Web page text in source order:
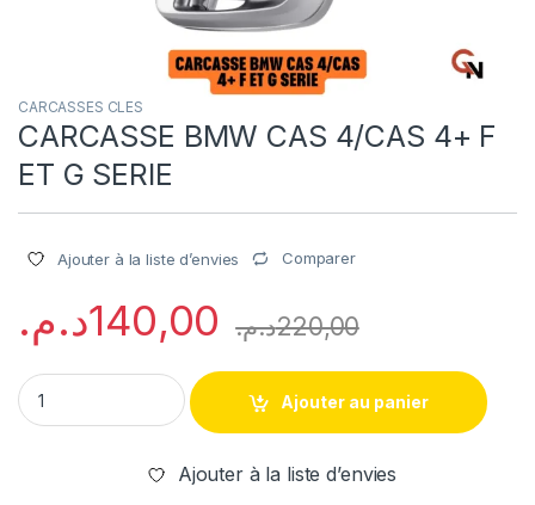
CARCASSES CLES
CARCASSE BMW CAS 4/CAS 4+ F
ET G SERIE
Ajouter à la liste d’envies Comparer
140,00د.م. 220,00د.م.
CARCASSE BMW CAS 4/CAS 4+ F ET G SERIE quantity
Ajouter au panier
Ajouter à la liste d’envies